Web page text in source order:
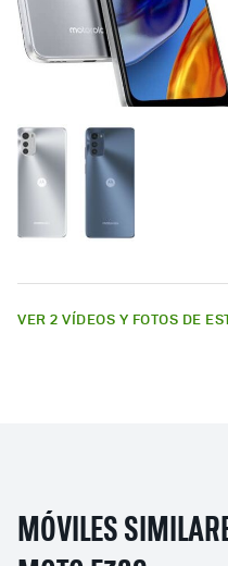
VER 2 VÍDEOS Y FOTOS DE
MÓVILES